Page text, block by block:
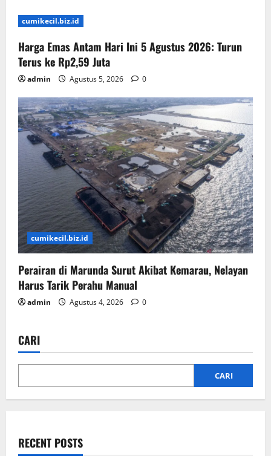
cumikecil.biz.id
Harga Emas Antam Hari Ini 5 Agustus 2026: Turun
Terus ke Rp2,59 Juta
admin Agustus 5, 2026 0
cumikecil.biz.id
Perairan di Marunda Surut Akibat Kemarau, Nelayan
Harus Tarik Perahu Manual
admin Agustus 4, 2026 0
CARI
CARI
RECENT POSTS